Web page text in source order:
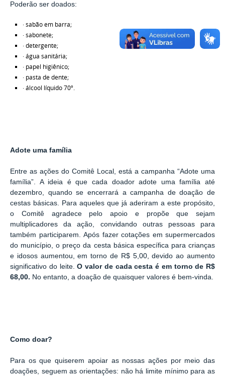
Poderão ser doados:
· sabão em barra;
· sabonete;
· detergente;
· água sanitária;
· papel higiênico;
· pasta de dente;
· álcool líquido 70º.
Adote uma família
Entre as ações do Comitê Local, está a campanha “Adote uma
família”. A ideia é que cada doador adote uma família
até
dezembro, quando se encerrará a campanha de doação de
cestas básicas. Para aqueles que já aderiram a este propósito,
o Comitê agradece pelo apoio e propõe que sejam
multiplicadores da ação, convidando outras pessoas para
também participarem.
Após fazer cotações em supermercados
do município, o preço da cesta básica específica para crianças
e idosos aumentou, em torno de R$ 5,00, devido ao aumento
significativo do leite.O valor de cada cesta é em torno de R$
68,00. No entanto, a doação de quaisquer valores é bem-vinda.
Como doar?
Para os que quiserem apoiar as nossas ações por meio das
doações, seguem as orientações: não há limite mínimo para as